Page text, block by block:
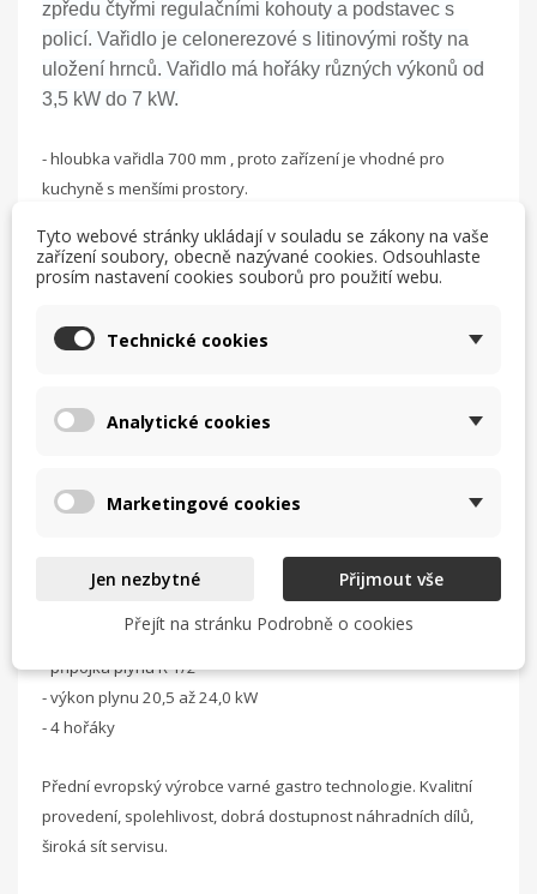
zpředu čtyřmi regulačními kohouty a podstavec s
policí. Vařidlo je celonerezové s litinovými rošty na
uložení hrnců. Vařidlo má hořáky různých výkonů od
3,5 kW do 7 kW.
- hloubka vařidla 700 mm , proto zařízení je vhodné pro
kuchyně s menšími prostory.
propan )
- hořáky vybavené termopojistkou, která zastaví únik plynu
- prolisy pod hořáky zamezují rozlévání vzkypěných potravin
- věčný plamínek
- nastavení příkonu hořáků do 1/3 ( úsporný plamen)
- mohutné litinové rošty
- rozměry 800x700x850 mm
- přípojka plynu R 1/2”
- výkon plynu 20,5 až 24,0 kW
- 4 hořáky
Přední evropský výrobce varné gastro technologie. Kvalitní
provedení, spolehlivost, dobrá dostupnost náhradních dílů,
široká sít servisu.
Tyto webové stránky ukládají v souladu se zákony na vaše
zařízení soubory, obecně nazývané cookies. Odsouhlaste
prosím nastavení cookies souborů pro použití webu.
Technické cookies
Analytické cookies
Marketingové cookies
Jen nezbytné
Přijmout vše
Přejít na stránku Podrobně o cookies